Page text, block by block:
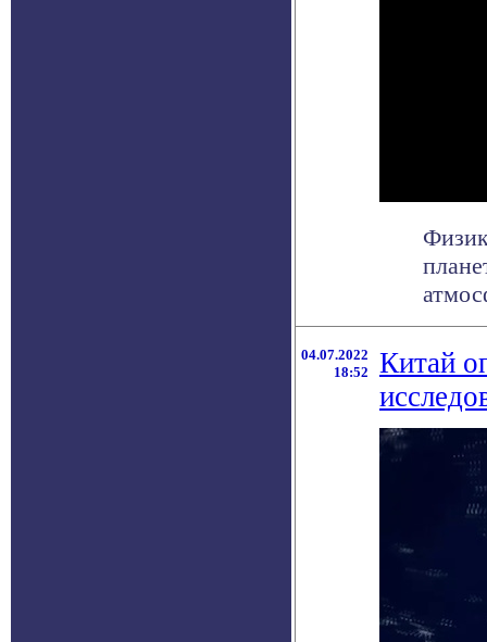
04.07.2022
18:52
Китай